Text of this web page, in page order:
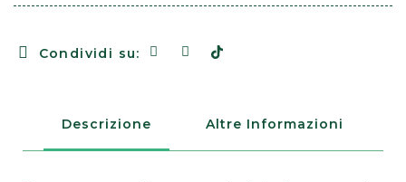
Condividi su:
Descrizione Altre Informazioni